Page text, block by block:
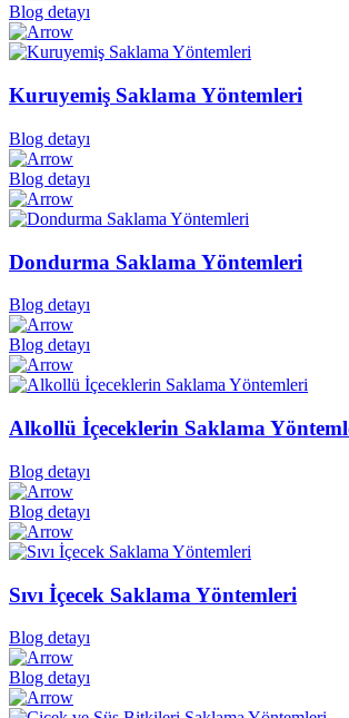
Blog detayı
Kuruyemiş Saklama Yöntemleri
Blog detayı
Blog detayı
Dondurma Saklama Yöntemleri
Blog detayı
Blog detayı
Alkollü İçeceklerin Saklama
Blog detayı
Blog detayı
Sıvı İçecek Saklama Yöntemleri
Blog detayı
Blog detayı